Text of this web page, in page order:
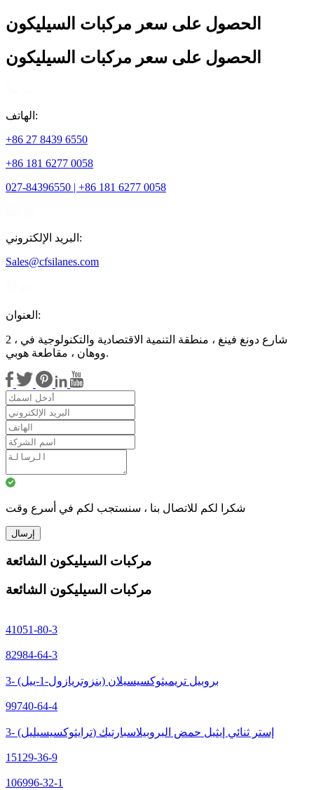
الحصول على سعر مركبات السيليكون
الحصول على سعر مركبات السيليكون
الهاتف:
+86 27 8439 6550
+86 181 6277 0058
027-84396550 | +86 181 6277 0058
البريد الإلكتروني:
Sales@cfsilanes.com
العنوان:
2 ، شارع دونغ فينغ ، منطقة التنمية الاقتصادية والتكنولوجية في
ووهان ، مقاطعة هوبي.
شكرا لكم للاتصال بنا ، سنستجب لكم في أسرع وقت
إرسال
مركبات السيليكون الشائعة
مركبات السيليكون الشائعة
41051-80-3
82984-64-3
3- (بنزوتريازول-1-ييل) بروبيل تريميثوكسيسيلان
99740-64-4
3- (ترايثوكسيسيليل) إستر ثنائي إيثيل حمض البروبيلاسبارتيك
15129-36-9
106996-32-1